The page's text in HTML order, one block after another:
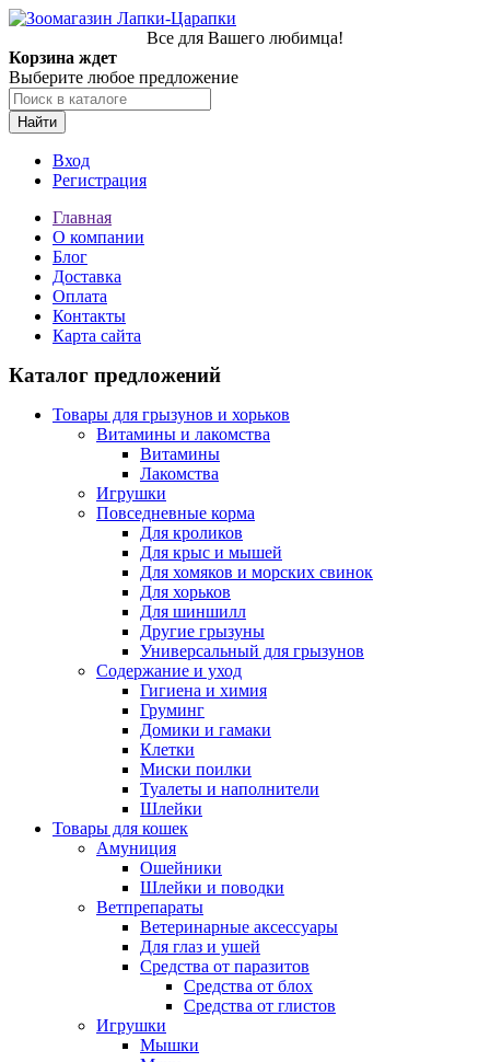
Все для Вашего любимца!
Корзина ждет
Выберите любое предложение
Найти
Вход
Регистрация
Главная
О компании
Блог
Доставка
Оплата
Контакты
Карта сайта
Каталог предложений
Товары для грызунов и хорьков
Витамины и лакомства
Витамины
Лакомства
Игрушки
Повседневные корма
Для кроликов
Для крыс и мышей
Для хомяков и морских свинок
Для хорьков
Для шиншилл
Другие грызуны
Универсальный для грызунов
Содержание и уход
Гигиена и химия
Груминг
Домики и гамаки
Клетки
Миски поилки
Туалеты и наполнители
Шлейки
Товары для кошек
Амуниция
Ошейники
Шлейки и поводки
Ветпрепараты
Ветеринарные аксессуары
Для глаз и ушей
Средства от паразитов
Средства от блох
Средства от глистов
Игрушки
Мышки